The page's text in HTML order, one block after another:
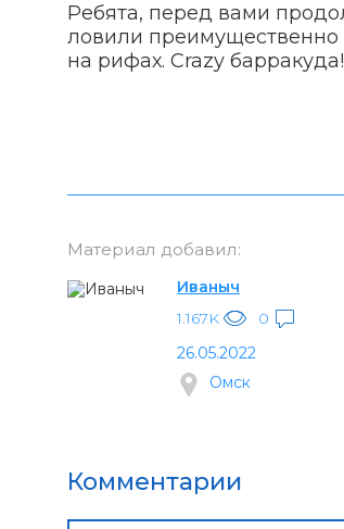
Ребята, перед вами
ловили преимущественно
на рифах. Crazy барракуда!
Материал добавил:
Иваныч
1.167K
0
26.05.2022
Омск
Комментарии